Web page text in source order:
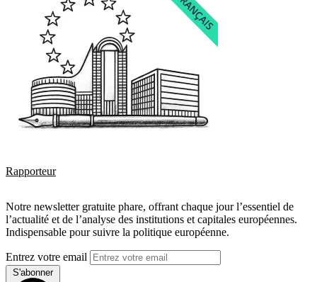
Rapporteur
Notre newsletter gratuite phare, offrant chaque jour l’essentiel de
l’actualité et de l’analyse des institutions et capitales européennes.
Indispensable pour suivre la politique européenne.
Entrez votre email
S'abonner